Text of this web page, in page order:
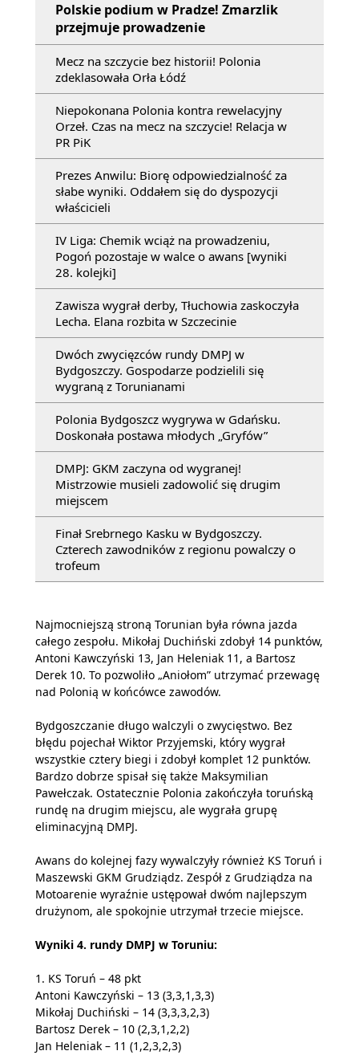
Polskie podium w Pradze! Zmarzlik
przejmuje prowadzenie
Mecz na szczycie bez historii! Polonia
zdeklasowała Orła Łódź
Niepokonana Polonia kontra rewelacyjny
Orzeł. Czas na mecz na szczycie! Relacja w
PR PiK
Prezes Anwilu: Biorę odpowiedzialność za
słabe wyniki. Oddałem się do dyspozycji
właścicieli
IV Liga: Chemik wciąż na prowadzeniu,
Pogoń pozostaje w walce o awans [wyniki
28. kolejki]
Zawisza wygrał derby, Tłuchowia zaskoczyła
Lecha. Elana rozbita w Szczecinie
Dwóch zwycięzców rundy DMPJ w
Bydgoszczy. Gospodarze podzielili się
wygraną z Torunianami
Polonia Bydgoszcz wygrywa w Gdańsku.
Doskonała postawa młodych „Gryfów”
DMPJ: GKM zaczyna od wygranej!
Mistrzowie musieli zadowolić się drugim
miejscem
Finał Srebrnego Kasku w Bydgoszczy.
Czterech zawodników z regionu powalczy o
trofeum
Najmocniejszą stroną Torunian była równa jazda
całego zespołu. Mikołaj Duchiński zdobył 14 punktów,
Antoni Kawczyński 13, Jan Heleniak 11, a Bartosz
Derek 10. To pozwoliło „Aniołom” utrzymać przewagę
nad Polonią w końcówce zawodów.
Bydgoszczanie długo walczyli o zwycięstwo. Bez
błędu pojechał Wiktor Przyjemski, który wygrał
wszystkie cztery biegi i zdobył komplet 12 punktów.
Bardzo dobrze spisał się także Maksymilian
Pawełczak. Ostatecznie Polonia zakończyła toruńską
rundę na drugim miejscu, ale wygrała grupę
eliminacyjną DMPJ.
Awans do kolejnej fazy wywalczyły również KS Toruń i
Maszewski GKM Grudziądz. Zespół z Grudziądza na
Motoarenie wyraźnie ustępował dwóm najlepszym
drużynom, ale spokojnie utrzymał trzecie miejsce.
Wyniki 4. rundy DMPJ w Toruniu:
1. KS Toruń – 48 pkt
Antoni Kawczyński – 13 (3,3,1,3,3)
Mikołaj Duchiński – 14 (3,3,3,2,3)
Bartosz Derek – 10 (2,3,1,2,2)
Jan Heleniak – 11 (1,2,3,2,3)